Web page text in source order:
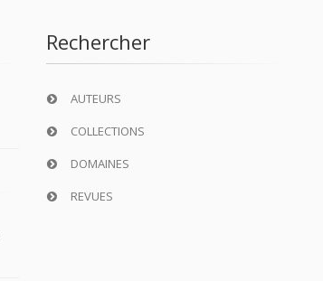
Rechercher
AUTEURS
COLLECTIONS
DOMAINES
REVUES